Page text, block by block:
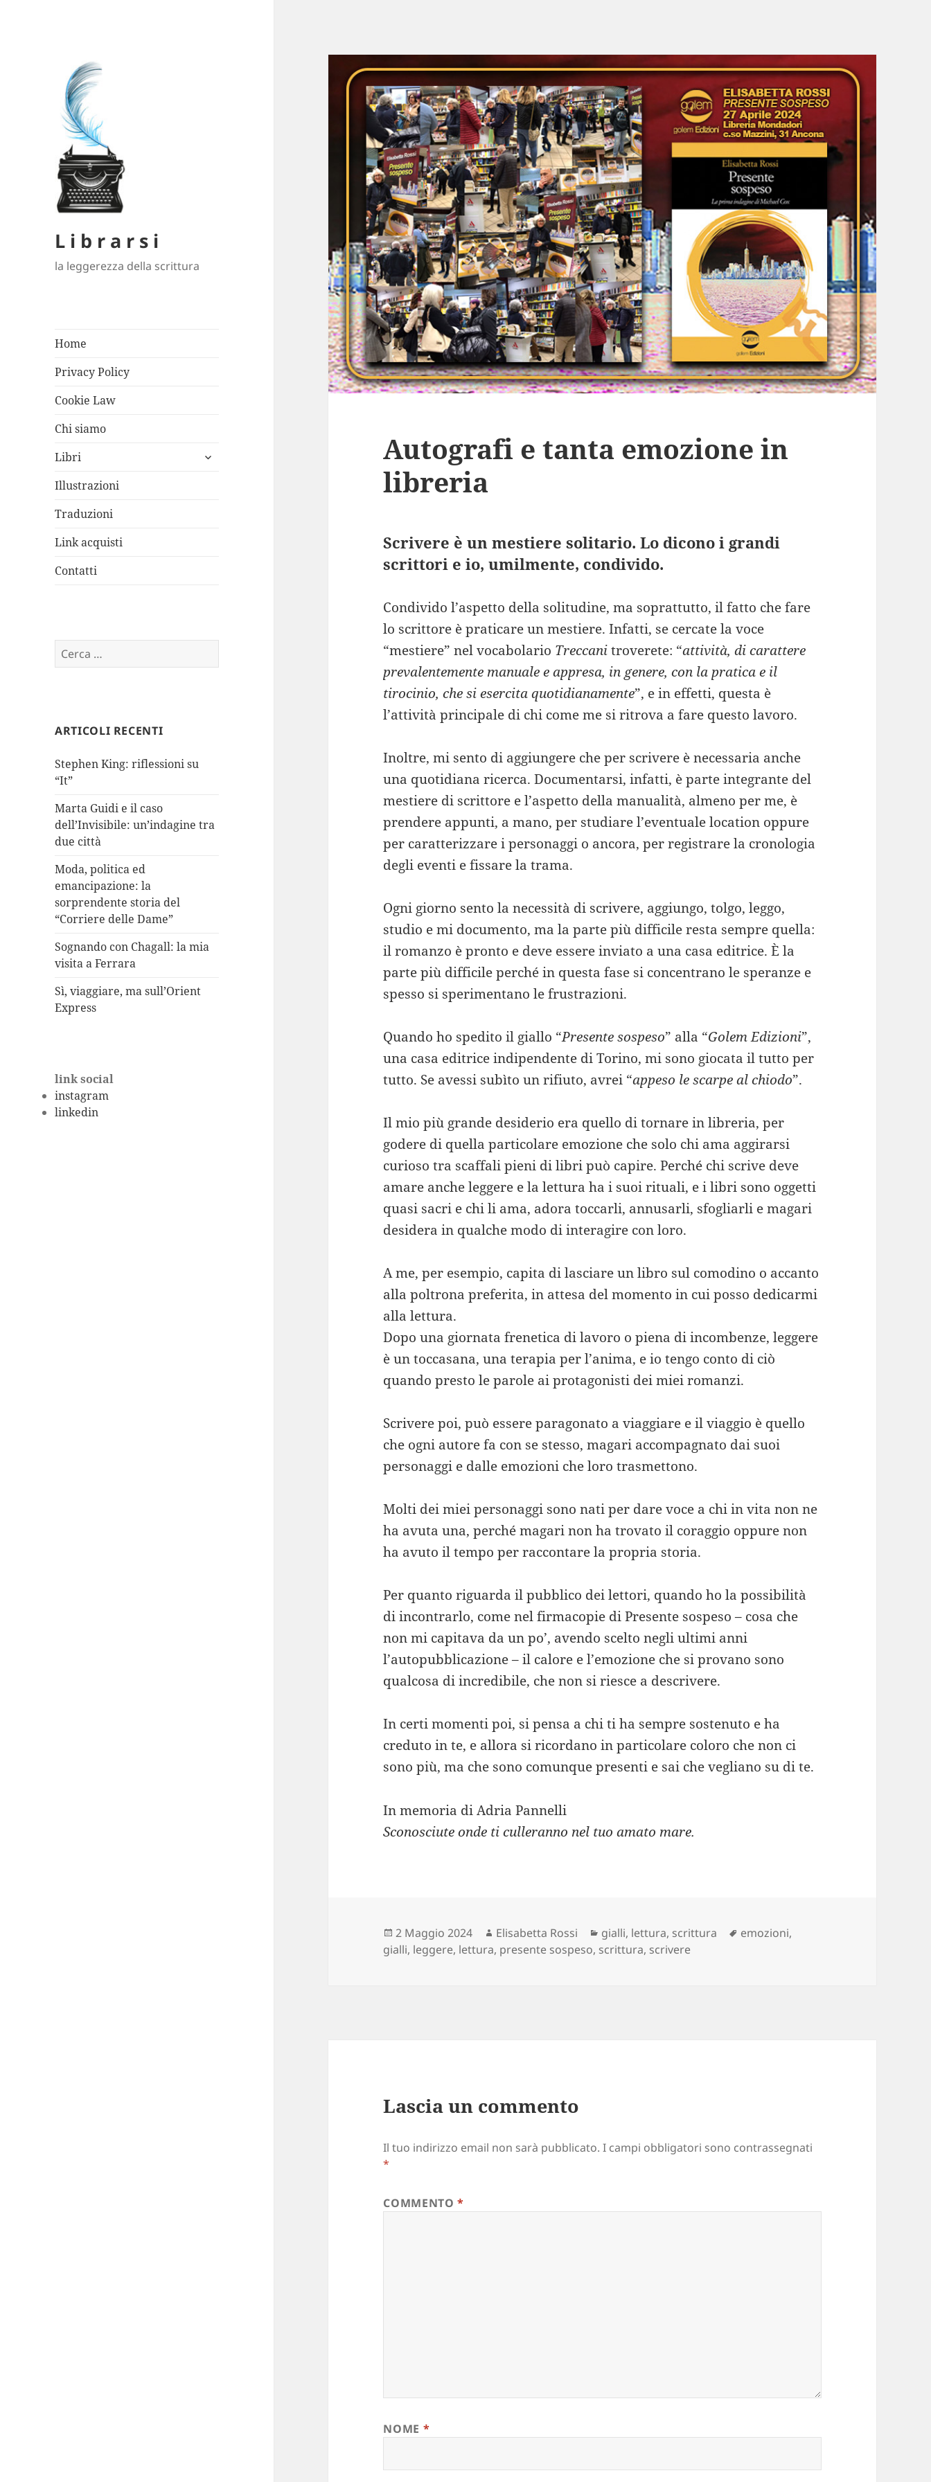
L i b r a r s i
la leggerezza della scrittura
Home
Privacy Policy
Cookie Law
Chi siamo
Libri
apri
Illustrazioni
Traduzioni
Link acquisti
Contatti
Ricerca
per:
ARTICOLI RECENTI
Stephen King: riflessioni su
“It”
Marta Guidi e il caso
dell’Invisibile: un’indagine tra
due città
Moda, politica ed
emancipazione: la
sorprendente storia del
“Corriere delle Dame”
Sognando con Chagall: la mia
visita a Ferrara
Sì, viaggiare, ma sull’Orient
Express
link social
instagram
linkedin
Autografi e tanta emozione in
libreria
Scrivere è un mestiere solitario. Lo dicono i grandi
scrittori e io, umilmente, condivido.
Condivido l’aspetto della solitudine, ma soprattutto, il fatto che fare
lo scrittore è praticare un mestiere. Infatti, se cercate la voce
“mestiere” nel vocabolario Treccanitroverete: “attività, di carattere
prevalentemente manuale e appresa, in genere, con la pratica e il
tirocinio, che si esercita quotidianamente”, e in effetti, questa è
l’attività principale di chi come me si ritrova a fare questo lavoro.
Inoltre, mi sento di aggiungere che per scrivere è necessaria anche
una quotidiana ricerca. Documentarsi, infatti, è parte integrante del
mestiere di scrittore e l’aspetto della manualità, almeno per me, è
prendere appunti, a mano, per studiare l’eventuale location oppure
per caratterizzare i personaggi o ancora, per registrare la cronologia
degli eventi e fissare la trama.
Ogni giorno sento la necessità di scrivere, aggiungo, tolgo, leggo,
studio e mi documento, ma la parte più difficile resta sempre quella:
il romanzo è pronto e deve essere inviato a una casa editrice. È la
parte più difficile perché in questa fase si concentrano le speranze e
spesso si sperimentano le frustrazioni.
Quando ho spedito il giallo “Presente sospeso” alla “Golem Edizioni”,
una casa editrice indipendente di Torino, mi sono giocata il tutto per
tutto. Se avessi subìto un rifiuto, avrei “appeso le scarpe al chiodo”.
Il mio più grande desiderio era quello di tornare in libreria, per
godere di quella particolare emozione che solo chi ama aggirarsi
curioso tra scaffali pieni di libri può capire. Perché chi scrive deve
amare anche leggere e la lettura ha i suoi rituali, e i libri sono oggetti
quasi sacri e chi li ama, adora toccarli, annusarli, sfogliarli e magari
desidera in qualche modo di interagire con loro.
A me, per esempio, capita di lasciare un libro sul comodino o accanto
alla poltrona preferita, in attesa del momento in cui posso dedicarmi
alla lettura.
Dopo una giornata frenetica di lavoro o piena di incombenze, leggere
è un toccasana, una terapia per l’anima, e io tengo conto di ciò
quando presto le parole ai protagonisti dei miei romanzi.
Scrivere poi, può essere paragonato a viaggiare e il viaggio è quello
che ogni autore fa con se stesso, magari accompagnato dai suoi
personaggi e dalle emozioni che loro trasmettono.
Molti dei miei personaggi sono nati per dare voce a chi in vita non ne
ha avuta una, perché magari non ha trovato il coraggio oppure non
ha avuto il tempo per raccontare la propria storia.
Per quanto riguarda il pubblico dei lettori, quando ho la possibilità
di incontrarlo, come nel firmacopie di Presente sospeso – cosa che
non mi capitava da un po’, avendo scelto negli ultimi anni
l’autopubblicazione – il calore e l’emozione che si provano sono
qualcosa di incredibile, che non si riesce a descrivere.
In certi momenti poi, si pensa a chi ti ha sempre sostenuto e ha
creduto in te, e allora si ricordano in particolare coloro che non ci
sono più, ma che sono comunque presenti e sai che vegliano su di te.
In memoria di Adria Pannelli
Sconosciute onde ti culleranno nel tuo amato mare.
Scritto
il
2 Maggio 2024 Autore
Elisabetta Rossi Categorie
gialli, lettura, scrittura Tag
emozioni,
gialli, leggere, lettura, presente sospeso, scrittura, scrivere
Lascia un commento
Il tuo indirizzo email non sarà pubblicato. I campi obbligatori sono contrassegnati
*
COMMENTO*
NOME *